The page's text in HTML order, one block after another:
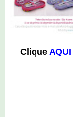
Clique AQUI